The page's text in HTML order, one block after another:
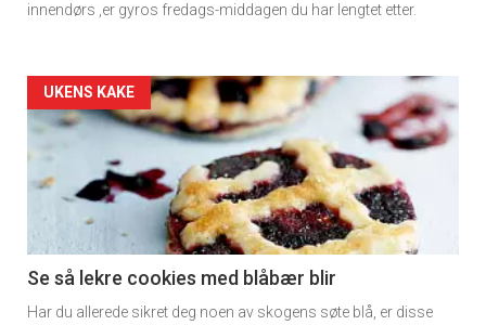
innendørs ,er gyros fredags-middagen du har lengtet etter.
Forsiden
akkurat
nå
2
UKENS KAKE
Se så lekre cookies med blåbær blir
Har du allerede sikret deg noen av skogens søte blå, er disse